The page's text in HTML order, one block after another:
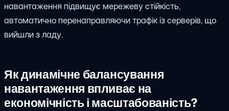
навантаження підвищує мережеву стійкість,
автоматично перенаправляючи трафік із серверів, що
вийшли з ладу.
Як динамічне балансування
навантаження впливає на
економічність і масштабованість?